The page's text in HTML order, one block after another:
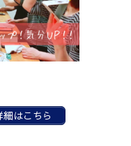
はこちら